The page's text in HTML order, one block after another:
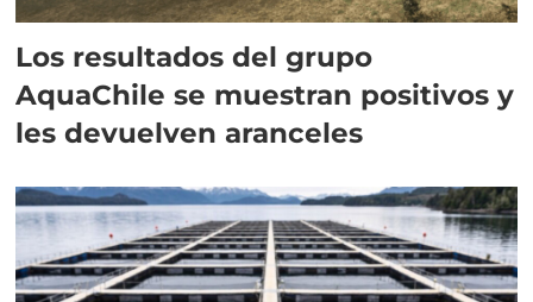
Los resultados del grupo
AquaChile se muestran positivos y
les devuelven aranceles